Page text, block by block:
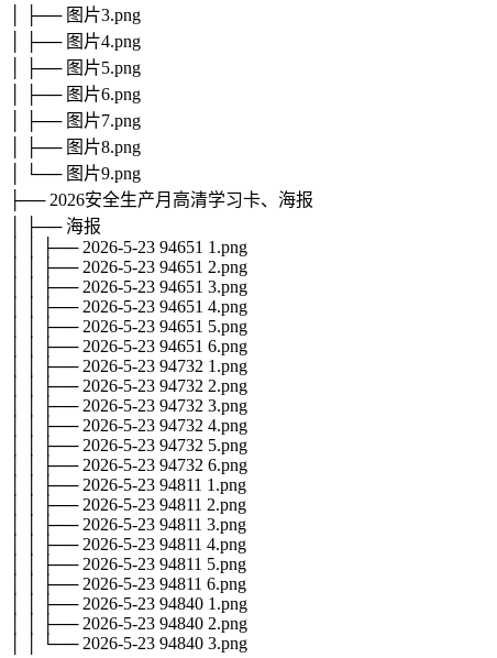
│ ├── 图片3.png
│ ├── 图片4.png
│ ├── 图片5.png
│ ├── 图片6.png
│ ├── 图片7.png
│ ├── 图片8.png
│ └── 图片9.png
├── 2026安全生产月高清学习卡、海报
│ ├── 海报
│ │ ├── 2026-5-23 94651 1.png
│ │ ├── 2026-5-23 94651 2.png
│ │ ├── 2026-5-23 94651 3.png
│ │ ├── 2026-5-23 94651 4.png
│ │ ├── 2026-5-23 94651 5.png
│ │ ├── 2026-5-23 94651 6.png
│ │ ├── 2026-5-23 94732 1.png
│ │ ├── 2026-5-23 94732 2.png
│ │ ├── 2026-5-23 94732 3.png
│ │ ├── 2026-5-23 94732 4.png
│ │ ├── 2026-5-23 94732 5.png
│ │ ├── 2026-5-23 94732 6.png
│ │ ├── 2026-5-23 94811 1.png
│ │ ├── 2026-5-23 94811 2.png
│ │ ├── 2026-5-23 94811 3.png
│ │ ├── 2026-5-23 94811 4.png
│ │ ├── 2026-5-23 94811 5.png
│ │ ├── 2026-5-23 94811 6.png
│ │ ├── 2026-5-23 94840 1.png
│ │ ├── 2026-5-23 94840 2.png
│ │ └── 2026-5-23 94840 3.png